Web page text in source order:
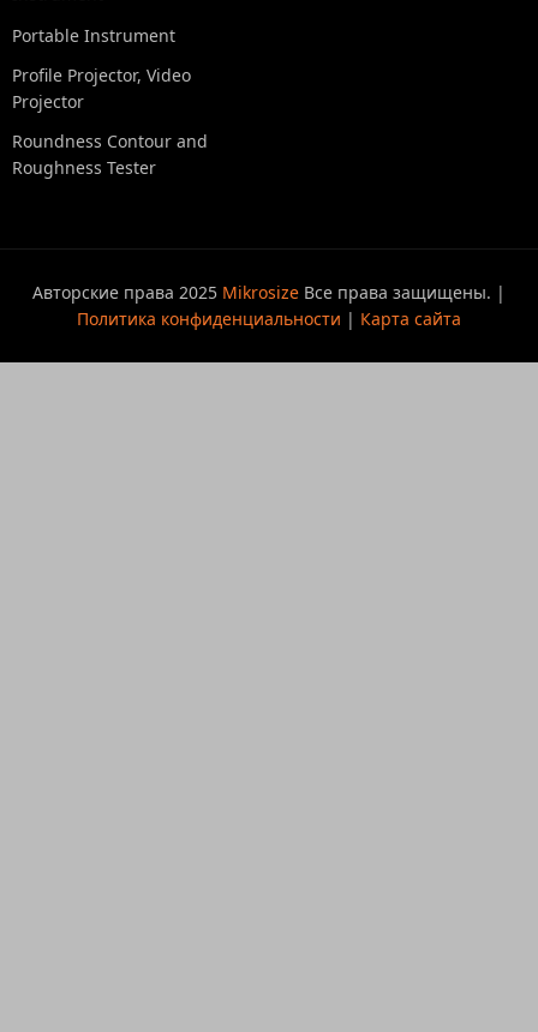
Portable Instrument
Profile Projector, Video
Projector
Roundness Contour and
Roughness Tester
Авторские права 2025 Mikrosize Все права защищены. |
Политика конфиденциальности | Карта сайта